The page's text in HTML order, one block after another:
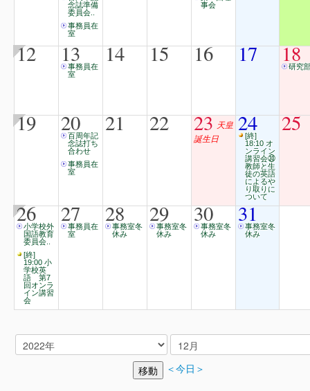
念誌準備
委員会..
事務員在
室
事会
12 13
事務員在
室
14 15 16 17 18
研究
19 20
百周年記
念誌打ち
合わせ
事務員在
室
21 22 23 天皇
誕生日
24
[終]
18:10 オ
ンライン
講習会㉚
教師と生
徒の英語
によるや
り取りに
ついて
25
26
小学校外
国語教育
委員会..
[終]
19:00 小
学校英
語 第7
回オンラ
イン講習
会
27
事務員在
室
28
事務室冬
休み
29
事務室冬
休み
30
事務室冬
休み
31
事務室冬
休み
＜今日＞